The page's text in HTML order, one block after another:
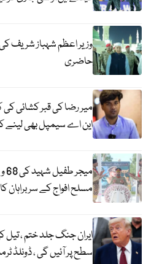
وزیر اعظم شہباز شریف
حاضری
میر رضا کی قبر کشائی کی
این اے سیمپل بھی لینے
مسلح افواج کے سربراہان
ایران جنگ جلد ختم ،
سطح پر آئیں گی ، ڈونلڈ